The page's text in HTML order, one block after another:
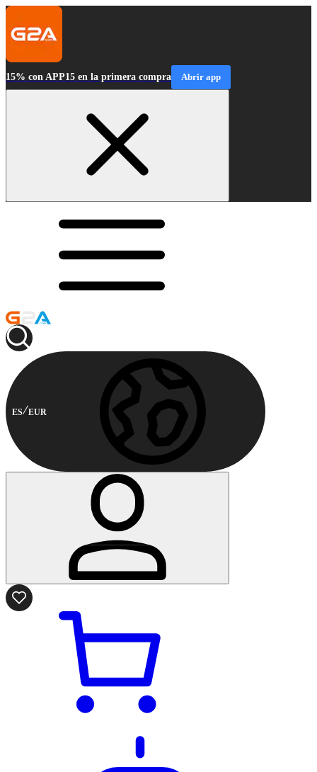
15% con APP15 en la primera compra Abrir app
ES EUR